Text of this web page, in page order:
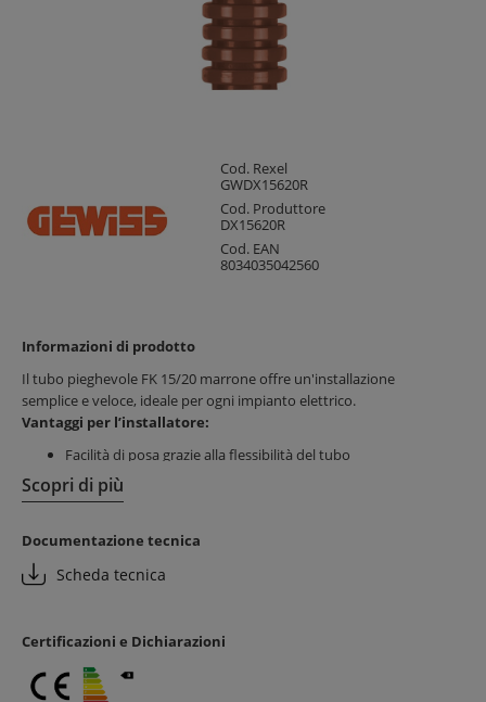
Cod. Rexel
GWDX15620R
Cod. Produttore
DX15620R
Cod. EAN
8034035042560
Informazioni di prodotto
Il tubo pieghevole FK 15/20 marrone offre un'installazione
semplice e veloce, ideale per ogni impianto elettrico.
Vantaggi per l’installatore:
Facilità di posa grazie alla flessibilità del tubo
Risparmio di tempo durante l’installazione
Materiali resistenti agli agenti atmosferici e ai raggi UV
Vantaggi per il cliente finale:
Conformità alle normative con identificazione cromatica
protetta
Scopri di più
Documentazione tecnica
Scheda tecnica
Certificazioni e Dichiarazioni